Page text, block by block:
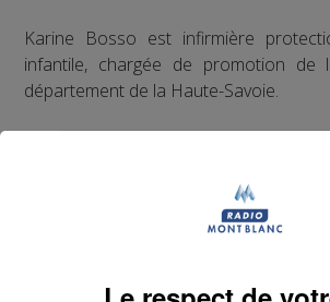
Karine Bosso est infirmière
infantile, chargée de promotion
département de la Haute-Savoie.